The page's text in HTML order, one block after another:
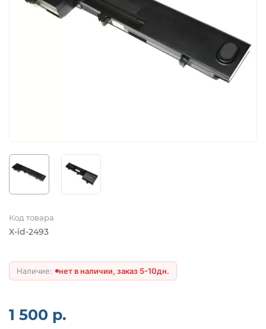
Код товара
X-id-2493
нет в наличии, заказ 5-10дн.
1 500 р.